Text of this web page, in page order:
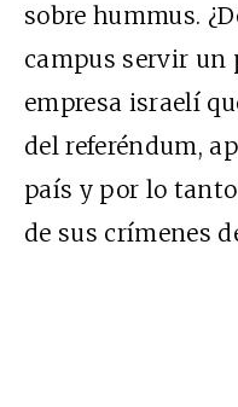
sobre hummus.
campus servir un
empresa israelí
del referéndum,
país y por lo
de sus crímenes